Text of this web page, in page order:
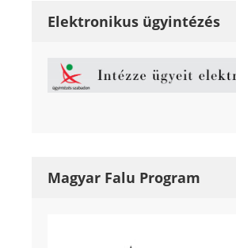
Elektronikus ügyintézés
Magyar Falu Program